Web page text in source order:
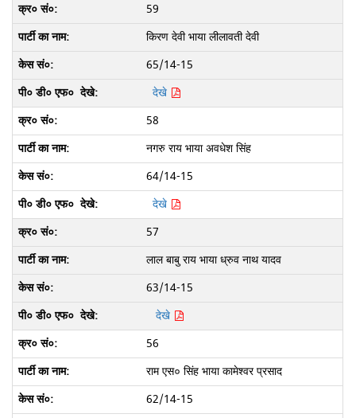
59
किरण देवी भाया लीलावती देवी
65/14-15
देखे
58
नगरु राय भाया अवधेश सिंह
64/14-15
देखे
57
लाल बाबु राय भाया ध्रुव नाथ यादव
63/14-15
देखे
56
राम एस० सिंह भाया कामेश्वर प्रसाद
62/14-15